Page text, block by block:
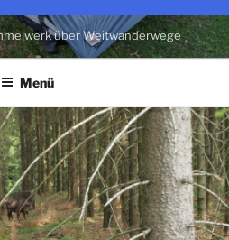
über Weitwanderwege
Menü